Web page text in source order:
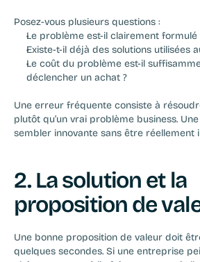
Posez-vous plusieurs questions :
Le problème est-il clairement formulé
Existe-t-il déjà des solutions utilisées
Le coût du problème est-il
déclencher un achat ?
Une erreur fréquente consiste à
plutôt qu’un vrai problème business.
sembler innovante sans être réellement
2. La solution et la
proposition de
Une bonne proposition de valeur doit
quelques secondes. Si une entreprise